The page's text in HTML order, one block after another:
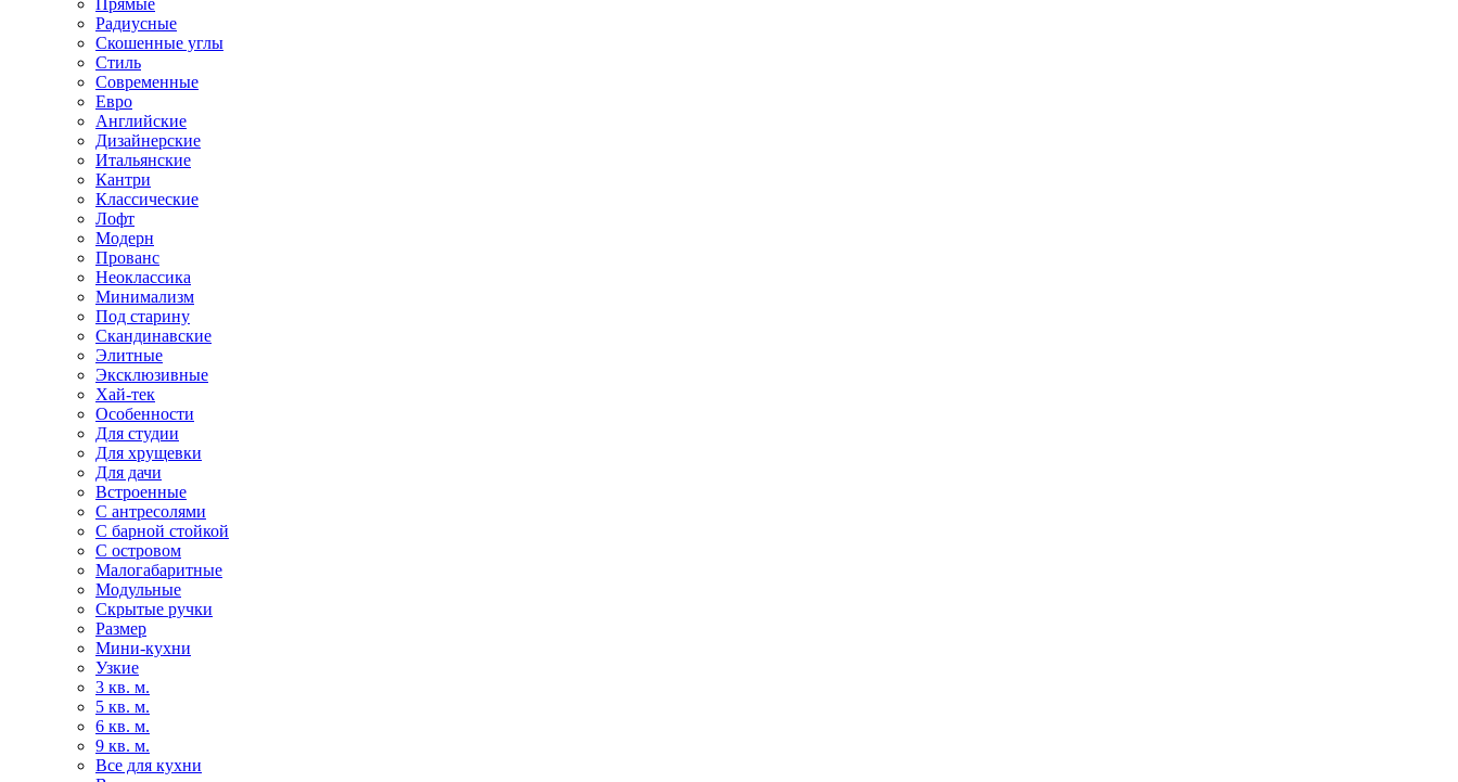
Радиусные
Скошенные углы
Стиль
Современные
Евро
Английские
Дизайнерские
Итальянские
Кантри
Классические
Лофт
Модерн
Прованс
Неоклассика
Минимализм
Под старину
Скандинавские
Элитные
Эксклюзивные
Хай-тек
Особенности
Для студии
Для хрущевки
Для дачи
Встроенные
С антресолями
С барной стойкой
С островом
Малогабаритные
Модульные
Скрытые ручки
Размер
Мини-кухни
Узкие
3 кв. м.
5 кв. м.
6 кв. м.
9 кв. м.
Все для кухни